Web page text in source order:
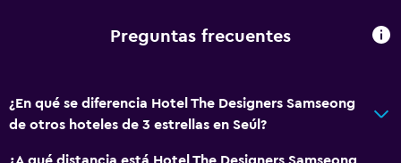
Bicicletas
Preguntas frecuentes
¿En qué se diferencia Hotel The Designers Samseong
de otros hoteles de 3 estrellas en Seúl?
¿A qué distancia está Hotel The Designers Samseong